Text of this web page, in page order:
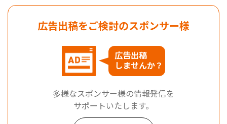
広告出稿をご検討のスポンサー様
広告出稿
しませんか？
多様なスポンサー様の情報発信を
サポートいたします。